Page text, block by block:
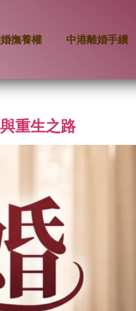
撫養權 中港離婚手續
重生之路